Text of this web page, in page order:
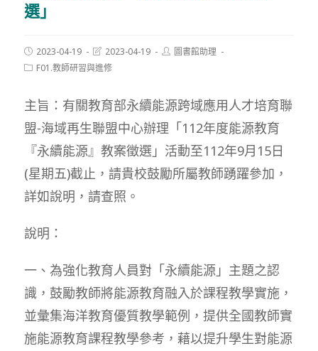
選」
Post
published:
2023-04-19
Post
last
modified:
2023-04-19
Post圖書館助理
PostF01.教師研習與進修
主旨：有關教育部永續能源跨域應用人才培育聯
盟-海域再生聯盟中心辦理「112年度能源教育
『永續能源』教案徵選」活動至112年9月15日
(星期五)截止，請貴校鼓勵所屬教師踴躍參加，
詳如說明，請查照。
說明：
一、為強化教育人員對「永續能源」主題之認
識，鼓勵教師將能源教育融入於課程教學實施，
並彙集海洋教育優質教學範例，提供全國教師實
施能源教育課程教學參考，藉以提升學生對能源